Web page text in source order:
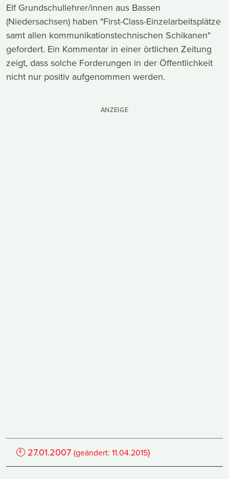
Elf Grundschullehrer/innen aus Bassen
(Niedersachsen) haben "First-Class-Einzelarbeitsplätze
samt allen kommunikationstechnischen Schikanen"
gefordert. Ein Kommentar in einer örtlichen Zeitung
zeigt, dass solche Forderungen in der Öffentlichkeit
nicht nur positiv aufgenommen werden.
ANZEIGE
🕙 27.01.2007 (geändert:11.04.2015)